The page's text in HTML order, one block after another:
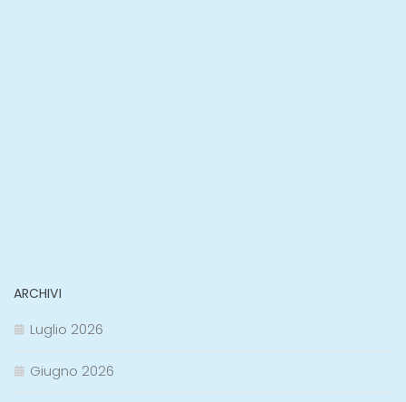
ARCHIVI
Luglio 2026
Giugno 2026